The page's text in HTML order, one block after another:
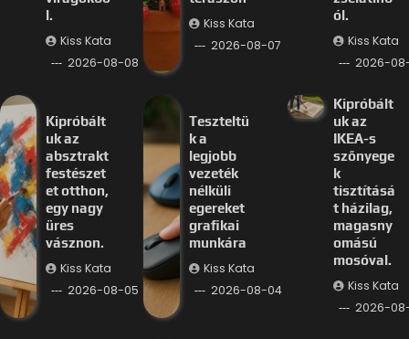
l.
Kiss Kata
2026-08-08
Kiss Kata
2026-08-07
ól.
Kiss Kata
2026-
Kipróbált
uk az
absztrakt
festészet
et otthon,
egy nagy
üres
vásznon.
Kiss Kata
2026-08-05
Teszteltü
k a
legjobb
vezeték
nélküli
egereket
grafikai
munkára
Kiss Kata
2026-08-04
Kipróbált
uk az
IKEA-s
szőnyege
k
tisztításá
t házilag,
magasny
omású
mosóval.
Kiss Kata
2026-